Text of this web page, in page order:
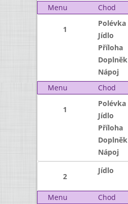
Menu
Chod
1
Polévka
Jídlo
Příloha
Doplněk
Nápoj
Menu
Chod
1
Polévka
Jídlo
Příloha
Doplněk
Nápoj
2
Jídlo
Menu Chod